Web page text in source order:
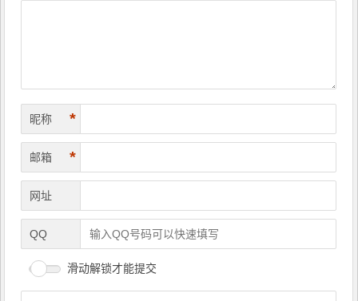
昵称 *
邮箱 *
网址
QQ
滑动解锁才能提交